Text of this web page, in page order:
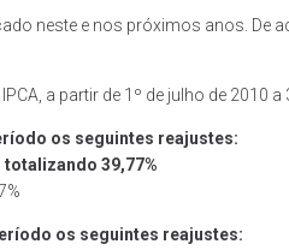
neste e nos próximos anos.
a partir de 1º de julho de 2010
os seguintes reajustes:
totalizando 39,77%
os seguintes reajustes: